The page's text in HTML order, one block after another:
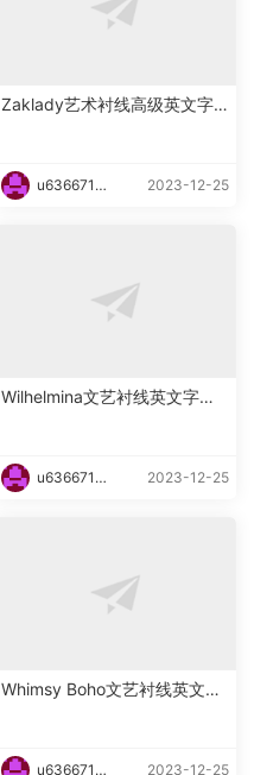
Zaklady艺术衬线高级英文字
u6366719
2023-12-25
Wilhelmina文艺衬线英文字体
u6366719
2023-12-25
Whimsy Boho文艺衬线英文字
u6366719 2023-12-25